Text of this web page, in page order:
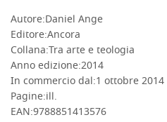
Autore:Daniel Ange
Editore:Ancora
Collana:Tra arte e teologia
Anno edizione:2014
In commercio dal:1 ottobre 2014
Pagine:ill.
EAN:9788851413576